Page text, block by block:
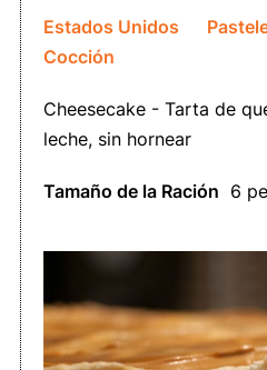
Estados Unidos
Cocción
Cheesecake - Tarta de
leche, sin hornear
Tamaño de la Ración 6